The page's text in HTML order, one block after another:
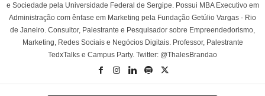
e Sociedade pela Universidade Federal de Sergipe. Possui MBA Executivo em
Administração com ênfase em Marketing pela Fundação Getúlio Vargas - Rio
de Janeiro. Consultor, Palestrante e Pesquisador sobre Empreendedorismo,
Marketing, Redes Sociais e Negócios Digitais. Professor, Palestrante
TedxTalks e Campus Party. Twitter: @ThalesBrandao